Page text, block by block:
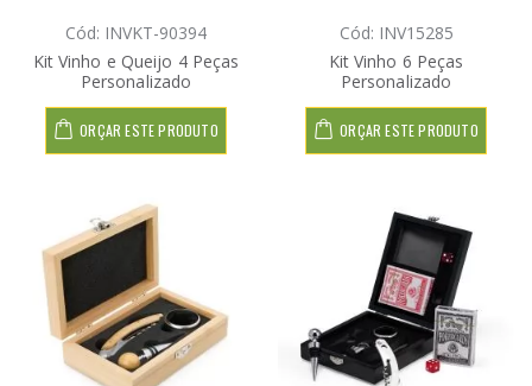
Cód: INVKT-90394
Kit Vinho e Queijo 4 Peças
Personalizado
ORÇAR ESTE PRODUTO
Cód: INV15285
Kit Vinho 6 Peças
Personalizado
ORÇAR ESTE PRODUTO